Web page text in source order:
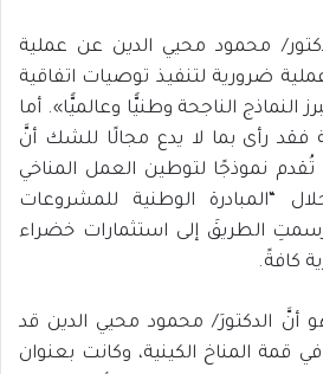
محمود محيي الدين عن عملية
ضرورية لتنفيذ توصيات اتفاقية
النماذج الناجحة وطنيًّا وعالميًّا». أما
فقد رأى بما لا يدع مجالًا للشك أنَّ
نموذجًا لتوطين العمل المناخي
“المبادرة الوطنية للمشروعات
رسمتِ الطريقَ إلى استثمارات خضراء
كافةً.
أنَّ الدكتورَ/ محمود محيي الدين قد
المناخ الكينية، وكانت بعنوان